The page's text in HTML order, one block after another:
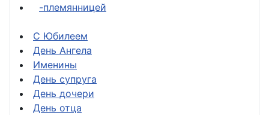
-племянницей
С Юбилеем
День Ангела
Именины
День супруга
День дочери
День отца